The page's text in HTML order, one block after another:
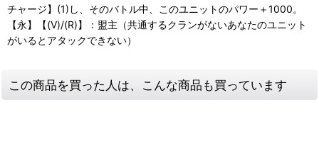
チャージ】(1)し、そのバトル中、このユニットのパワー＋1000。
【永】【(V)/(R)】：盟主（共通するクランがないあなたのユニット
がいるとアタックできない）
この商品を買った人は、こんな商品も買っています